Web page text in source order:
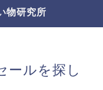
物研究所
ールを探し